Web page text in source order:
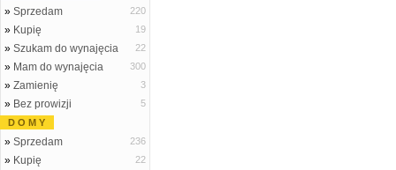
» Sprzedam 220
» Kupię 19
» Szukam do wynajęcia 22
» Mam do wynajęcia 300
» Zamienię 3
» Bez prowizji
5
D O M Y
» Sprzedam 236
» Kupię 22